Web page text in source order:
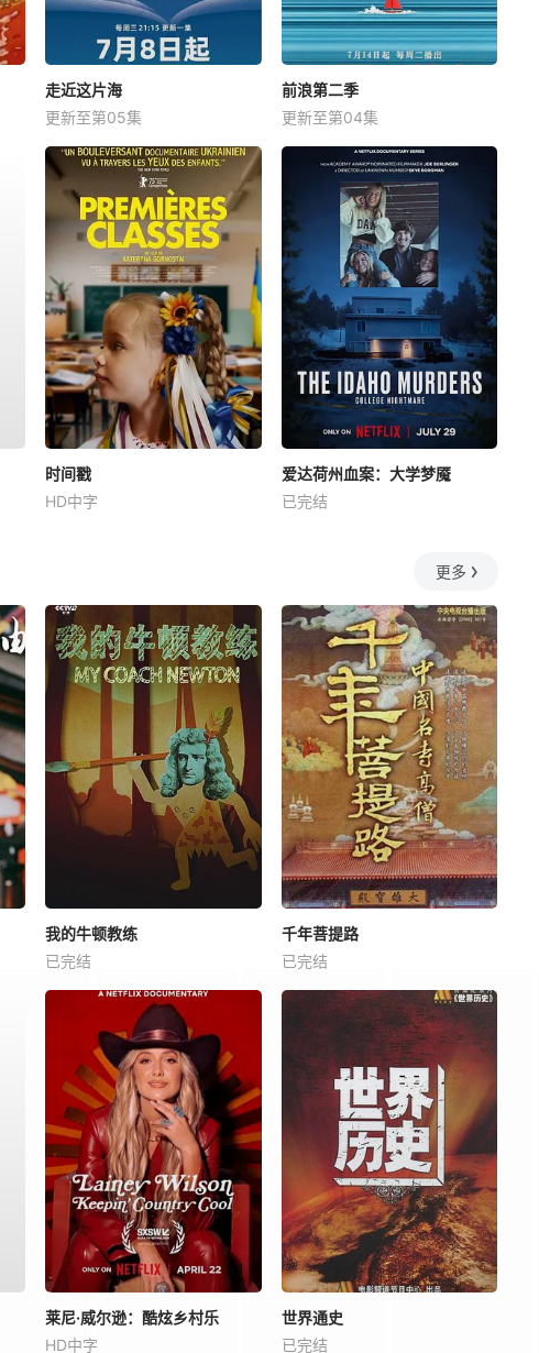
走近这片海
更新至第05集
前浪第二季
更新至第04集
时间戳
HD中字
爱达荷州血案：大学梦魇
已完结
更多
我的牛顿教练
已完结
千年菩提路
已完结
莱尼·威尔逊：酷炫乡村乐
HD中字
世界通史
已完结